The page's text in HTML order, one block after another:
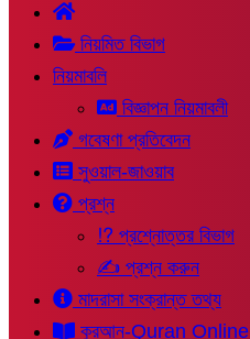
নিয়মিত বিভাগ
নিয়মাবলি
বিজ্ঞাপন নিয়মাবলী
গবেষণা প্রতিবেদন
সুওয়াল-জাওয়াব
প্রশ্ন
⁉ প্রশ্নোত্তর বিভাগ
✍ প্রশ্ন করুন
মাদরাসা সংক্রান্ত তথ্য
কুরআন-Quran Online